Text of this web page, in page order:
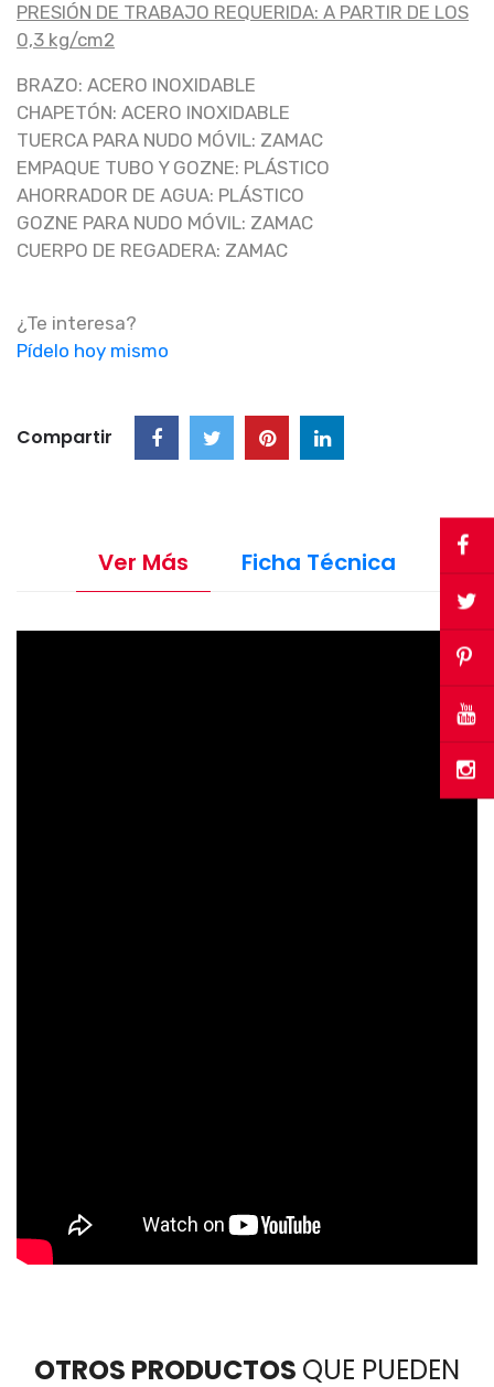
PRESIÓN DE TRABAJO REQUERIDA: A PARTIR DE LOS
0,3 kg/cm2
BRAZO: ACERO INOXIDABLE
CHAPETÓN: ACERO INOXIDABLE
TUERCA PARA NUDO MÓVIL: ZAMAC
EMPAQUE TUBO Y GOZNE: PLÁSTICO
AHORRADOR DE AGUA: PLÁSTICO
GOZNE PARA NUDO MÓVIL: ZAMAC
CUERPO DE REGADERA: ZAMAC
¿Te interesa?
Pídelo hoy mismo
Compartir
Ver Más Ficha Técnica
OTROS PRODUCTOS QUE PUEDEN